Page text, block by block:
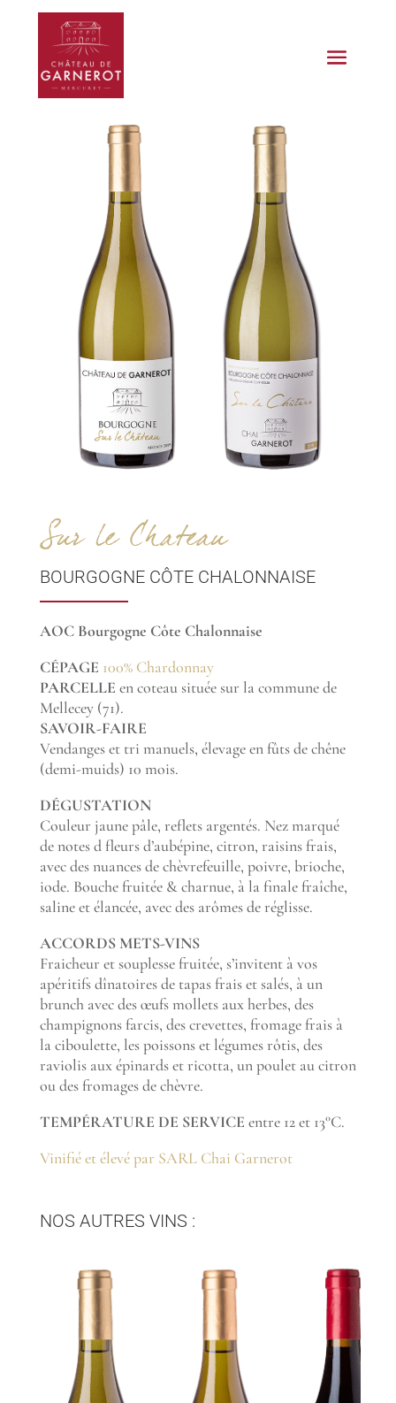
Sur le Chateau
BOURGOGNE CÔTE CHALONNAISE
AOC Bourgogne Côte Chalonnaise
CÉPAGE 100% Chardonnay
PARCELLE en coteau située sur la commune de
Mellecey (71).
SAVOIR-FAIRE
Vendanges et tri manuels, élevage en fûts de chêne
(demi-muids) 10 mois.
DÉGUSTATION
Couleur jaune pâle, reflets argentés. Nez marqué
de notes d fleurs d’aubépine, citron, raisins frais,
avec des nuances de chèvrefeuille, poivre, brioche,
iode. Bouche fruitée & charnue, à la finale fraîche,
saline et élancée, avec des arômes de réglisse.
ACCORDS METS-VINS
Fraicheur et souplesse fruitée, s’invitent à vos
apéritifs dînatoires de tapas frais et salés, à un
brunch avec des œufs mollets aux herbes, des
champignons farcis, des crevettes, fromage frais à
la ciboulette, les poissons et légumes rôtis, des
raviolis aux épinards et ricotta, un poulet au citron
ou des fromages de chèvre.
TEMPÉRATURE DE SERVICE entre 12 et 13°C.
Vinifié et élevé par SARL Chai Garnerot
NOS AUTRES VINS :